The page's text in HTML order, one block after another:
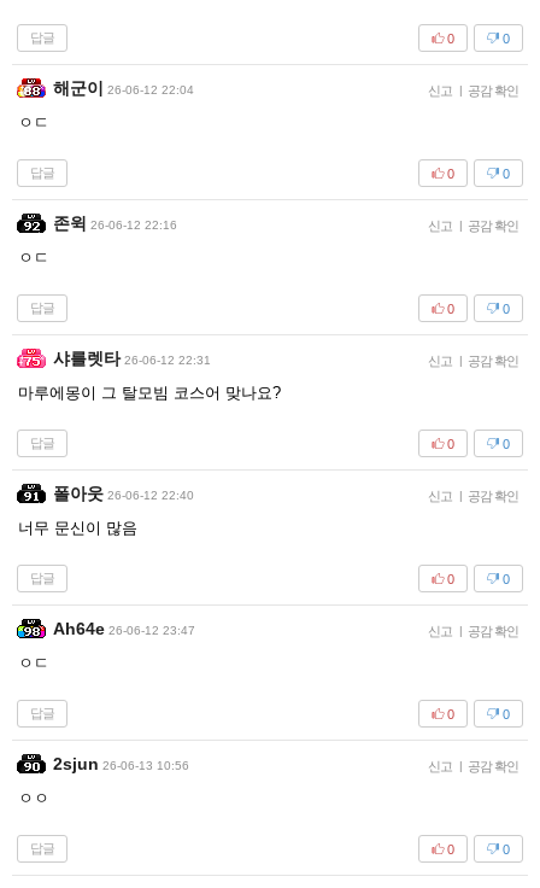
답글 0
0
해군이 26-06-12 22:04 신고 | 공감 확인
ㅇㄷ
답글 0
0
존윅 26-06-12 22:16 신고 | 공감 확인
ㅇㄷ
답글 0
0
샤를렛타 26-06-12 22:31 신고 | 공감 확인
마루에몽이 그 탈모빔 코스어 맞나요?
답글 0
0
폴아웃 26-06-12 22:40 신고 | 공감 확인
너무 문신이 많음
답글 0
0
Ah64e 26-06-12 23:47 신고 | 공감 확인
ㅇㄷ
답글 0
0
2sjun 26-06-13 10:56 신고 | 공감 확인
ㅇㅇ
답글 0
0